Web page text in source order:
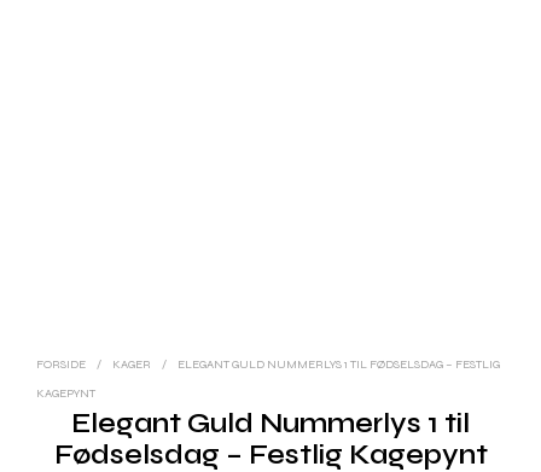
FORSIDE / KAGER /
ELEGANT GULD NUMMERLYS 1 TIL FØDSELSDAG – FESTLIG
KAGEPYNT
Elegant Guld Nummerlys 1 til
Fødselsdag – Festlig Kagepynt